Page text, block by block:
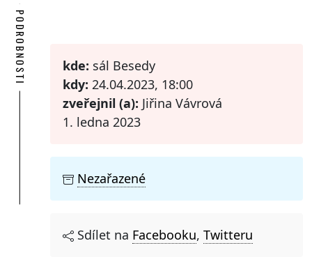
PODROBNOSTI kde: sál Besedy
kdy: 24.04.2023, 18:00
zveřejnil (a): Jiřina Vávrová
1. ledna 2023
Nezařazené
Sdílet na Facebooku, Twitteru